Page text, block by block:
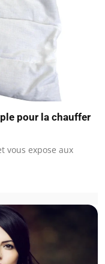
pour la chauffer
vous expose aux